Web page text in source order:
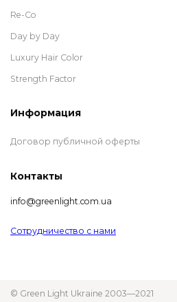
Re-Co
Day by Day
Luxury Hair Color
Strength Factor
Информация
Договор публичной оферты
Контакты
info@greenlight.com.ua
Сотрудничество с нами
© Green Light Ukraine 2003—2021